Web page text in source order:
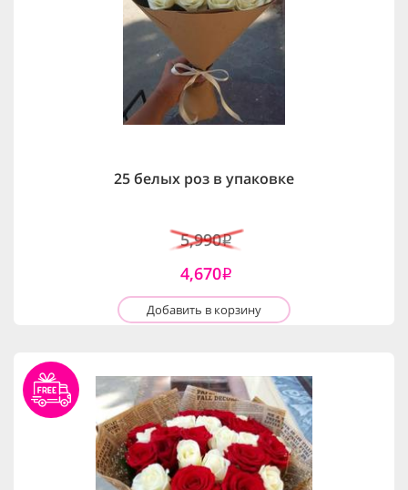
25 белых роз в упаковке
5,990i
4,670i
Добавить в корзину